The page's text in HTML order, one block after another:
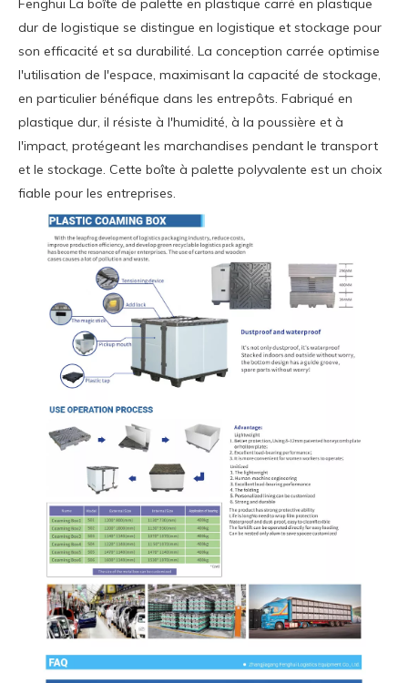
Fenghui La boîte de palette en plastique carré en plastique
dur de logistique se distingue en logistique et stockage pour
son efficacité et sa durabilité. La conception carrée optimise
l'utilisation de l'espace, maximisant la capacité de stockage,
en particulier bénéfique dans les entrepôts. Fabriqué en
plastique dur, il résiste à l'humidité, à la poussière et à
l'impact, protégeant les marchandises pendant le transport
et le stockage. Cette boîte à palette polyvalente est un choix
fiable pour les entreprises.